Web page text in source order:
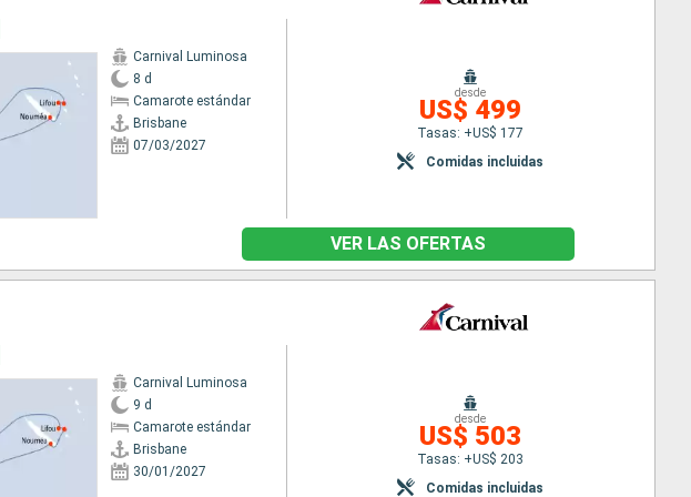
Carnival Luminosa
8 d
Camarote estándar
Brisbane
07/03/2027
desde
US$ 499
Tasas: +US$ 177
Comidas incluidas
VER LAS OFERTAS
Carnival Luminosa
9 d
Camarote estándar
Brisbane
30/01/2027
desde
US$ 503
Tasas: +US$ 203
Comidas incluidas